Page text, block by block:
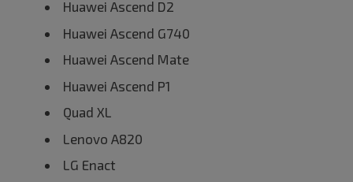
Huawei Ascend D2
Huawei Ascend G740
Huawei Ascend Mate
Huawei Ascend P1
Quad XL
Lenovo A820
LG Enact